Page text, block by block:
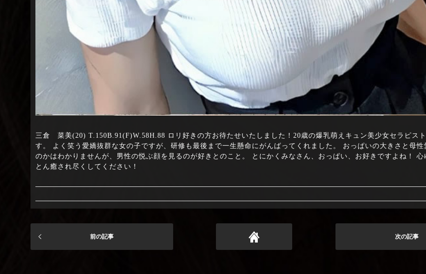
三倉 菜美(20) T.150B.91(F)W.58H.88 ロリ好きの方お待たせいたしました！20歳の爆乳萌えキュン美少女セラピス
す。 よく笑う愛嬌抜群な女の子ですが、研修も最後まで一生懸命にがんばってくれました。 おっぱいの大きさと母性
のかはわかりませんが、男性の悦ぶ顔を見るのが好きとのこと。 とにかくみなさん、おっぱい、お好きですよね！ 心
とん癒され尽くしてください！
前の記事 次の記事